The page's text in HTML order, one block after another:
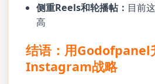
侧重Reels和轮播帖： 目前
高
结语：用Godofpanel
Instagram战略